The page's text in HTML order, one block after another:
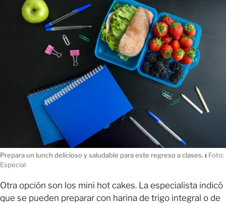
Prepara un lunch delicioso y saludable para este regreso a clases.ı Foto:
Especial
Otra opción son los mini hot cakes. La especialista indicó
que se pueden preparar con harina de trigo integral o de